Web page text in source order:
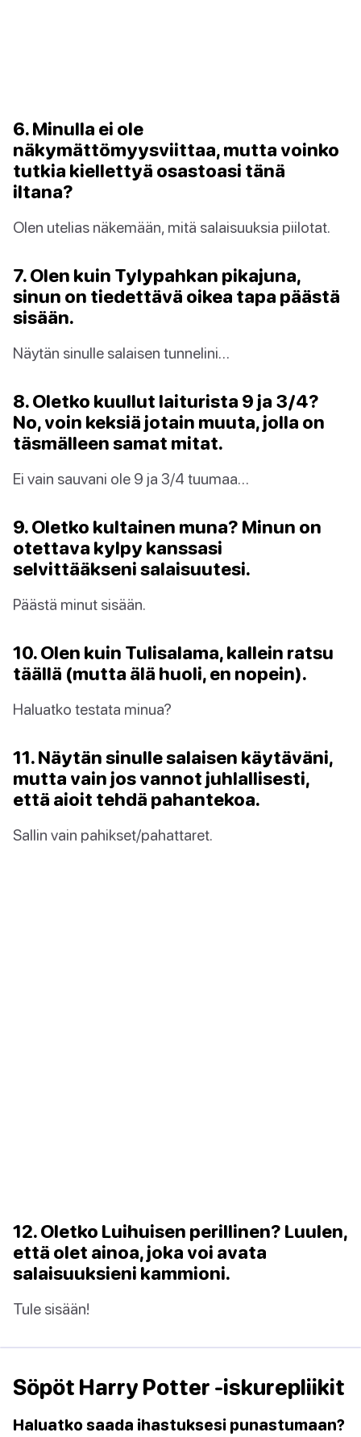
6. Minulla ei ole
näkymättömyysviittaa, mutta voinko
tutkia kiellettyä osastoasi tänä
iltana?
Olen utelias näkemään, mitä salaisuuksia piilotat.
7. Olen kuin Tylypahkan pikajuna,
sinun on tiedettävä oikea tapa päästä
sisään.
Näytän sinulle salaisen tunnelini…
8. Oletko kuullut laiturista 9 ja 3/4?
No, voin keksiä jotain muuta, jolla on
täsmälleen samat mitat.
Ei vain sauvani ole 9 ja 3/4 tuumaa…
9. Oletko kultainen muna? Minun on
otettava kylpy kanssasi
selvittääkseni salaisuutesi.
Päästä minut sisään.
10. Olen kuin Tulisalama, kallein ratsu
täällä (mutta älä huoli, en nopein).
Haluatko testata minua?
11. Näytän sinulle salaisen käytäväni,
mutta vain jos vannot juhlallisesti,
että aioit tehdä pahantekoa.
Sallin vain pahikset/pahattaret.
12. Oletko Luihuisen perillinen? Luulen,
että olet ainoa, joka voi avata
salaisuuksieni kammioni.
Tule sisään!
Söpöt Harry Potter -iskurepliikit
Haluatko saada ihastuksesi punastumaan?